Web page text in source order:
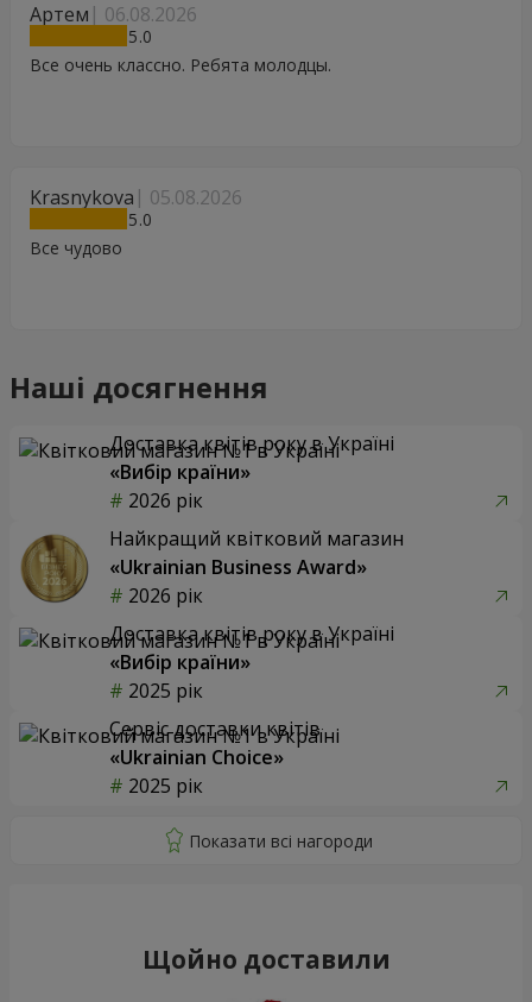
Артем 06.08.2026
5
Все очень классно. Ребята молодцы.
Krasnykova 05.08.2026
5
Все чудово
Наші досягнення
Доставка квітів року в Україні
«Вибір країни»
2026 рік
Найкращий квітковий магазин
«Ukrainian Business Award»
2026 рік
Доставка квітів року в Україні
«Вибір країни»
2025 рік
Сервіс доставки квітів
«Ukrainian Choice»
2025 рік
Щойно доставили